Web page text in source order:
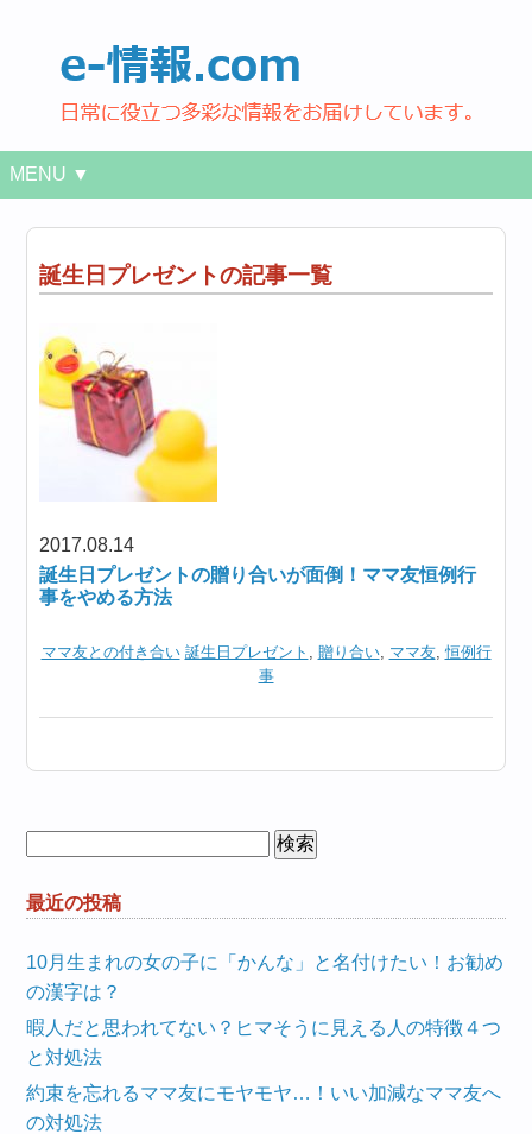
MENU ▼
誕生日プレゼントの記事一覧
2017.08.14
誕生日プレゼントの贈り合いが面倒！ママ友恒例行
事をやめる方法
ママ友との付き合い 誕生日プレゼント , 贈り合い, ママ友,恒例行
事
最近の投稿
10月生まれの女の子に「かんな」と名付けたい！お勧め
の漢字は？
暇人だと思われてない？ヒマそうに見える人の特徴４つ
と対処法
約束を忘れるママ友にモヤモヤ…！いい加減なママ友へ
の対処法